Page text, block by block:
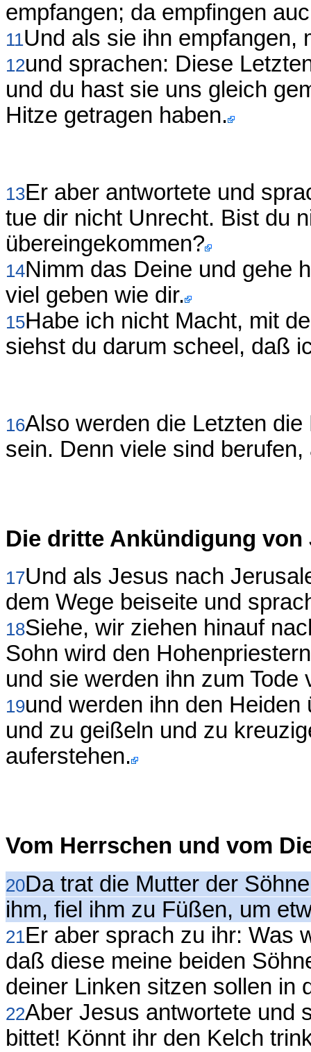
empfangen; da empfingen
11Und als sie ihn empfangen,
12und sprachen: Diese
und du hast sie uns gleich
Hitze getragen haben.
13Er aber antwortete und
tue dir nicht Unrecht. Bist du
übereingekommen?
14Nimm das Deine und gehe
viel geben wie dir.
15Habe ich nicht Macht, mit
siehst du darum scheel, daß
16Also werden die Letzten
sein. Denn viele sind
Die dritte Ankündigung
17Und als Jesus nach
dem Wege beiseite und
18Siehe, wir ziehen hinauf
Sohn wird den
und sie werden ihn zum Tode
19und werden ihn den
und zu geißeln und zu
auferstehen.
Vom Herrschen und vom
20Da trat die Mutter der
ihm, fiel ihm zu Füßen, um
21Er aber sprach zu ihr: Was
daß diese meine beiden
deiner Linken sitzen sollen in
22Aber Jesus antwortete und
bittet! Könnt ihr den Kelch